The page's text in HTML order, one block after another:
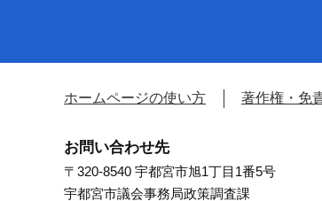
ホームページの使い方 著作権・免
お問い合わせ先
〒320-8540 宇都宮市旭1丁目1番5号
宇都宮市議会事務局政策調査課